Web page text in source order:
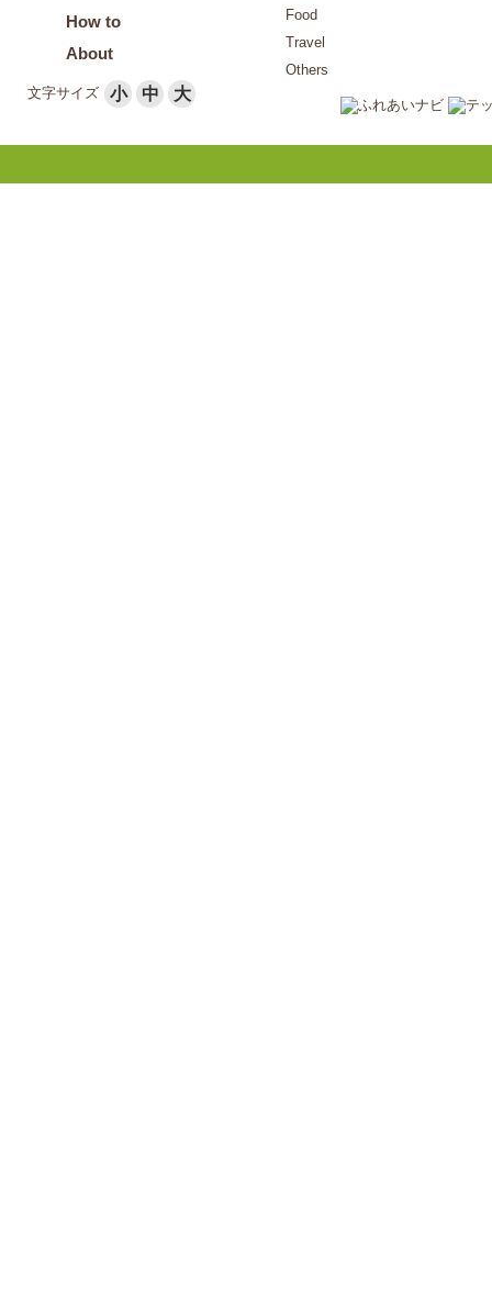
How to
About
Food
Travel
Others
文字サイズ
小 中 大